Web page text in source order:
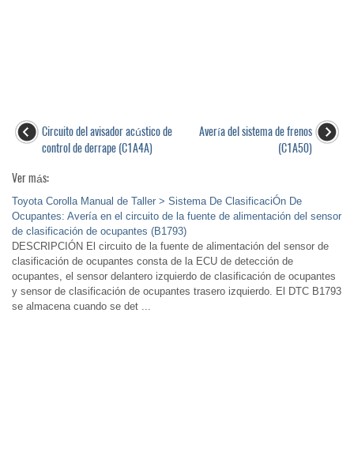
Circuito del avisador acústico de
control de derrape (C1A4A)
Avería del sistema de frenos
(C1A50)
Ver más:
Toyota Corolla Manual de Taller > Sistema De ClasificaciÓn De
Ocupantes: Avería en el circuito de la fuente de alimentación del sensor
de clasificación de ocupantes (B1793)
DESCRIPCIÓN El circuito de la fuente de alimentación del sensor de
clasificación de ocupantes consta de la ECU de detección de
ocupantes, el sensor delantero izquierdo de clasificación de ocupantes
y sensor de clasificación de ocupantes trasero izquierdo. El DTC B1793
se almacena cuando se det ...